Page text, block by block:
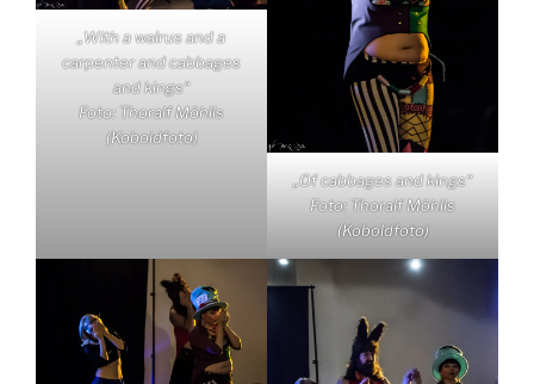
„With a walrus and a
carpenter and cabbages
and kings“
Foto: Thoralf Möhlis
(Koboldfoto)
„Of cabbages and kings“
Foto: Thoralf Möhlis
(Koboldfoto)